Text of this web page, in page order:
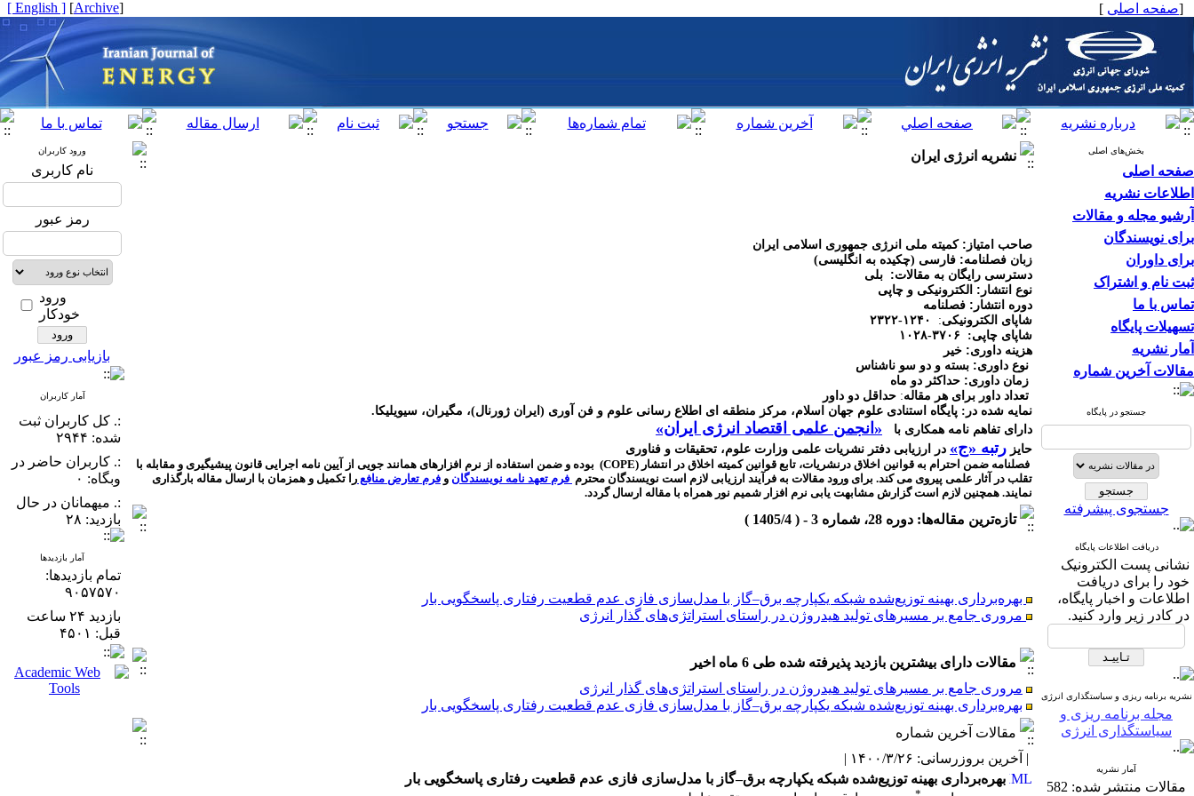
[صفحه اصلی ]
[
Archive
]
[ English ]
بخش‌های اصلی
صفحه اصلی
اطلاعات نشریه
آرشیو مجله و مقالات
برای نویسندگان
برای داوران
ثبت نام و اشتراک
تماس با ما
تسهیلات پایگاه
آمار نشریه
مقالات آخرین شماره
جستجو در پایگاه
جستجوی پیشرفته
دریافت اطلاعات پایگاه
نشانی پست الكترونیک
خود را برای دریافت
اطلاعات و اخبار پایگاه،
در كادر زیر وارد كنید.
نشریه برنامه ریزی و سیاستگذاری انرژی
مجله برنامه ریزی و
سیاستگذاری انرژی
آمار نشریه
مقالات منتشر شده: 582
نشریه انرژی ایران
صاحب امتیاز :کمیته ملی انرژی جمهوری اسلامی ایران
زبان فصلنامه: فارسی (چکیده به انگلیسی)
دسترسی رایگان به مقالات: بلی
نوع انتشار : الکترونیکی و چاپی
دوره انتشار : فصلنامه
شاپای الکترونیکی:
شاپای چاپی:
۱۰۲۸-۳۷۰۶
هزینه داوری: خیر
نوع داوری: بسته و دو سو ناشناس
زمان داوری: حداکثر دو ماه
تعداد داور برای هر مقاله: حداقل دو داور
نمایه شده در: پایگاه استنادی علوم جهان اسلام، مرکز منطقه ای اطلاع رسانی علوم و فن آوری (ایران ژورنال)، مگیران، سیویلیکا.
دارای تفاهم نامه همکاری با
«انجمن علمی اقتصاد انرژی ایران»
حایز رتبه «ج» در ارزیابی دفتر نشریات علمی وزارت علوم، تحقیقات و فناوری
فصلنامه ضمن احترام به قوانین اخلاق درنشریات، تابع قوانین کمیته اخلاق در انتشار (COPE) بوده و ضمن استفاده از نرم افزارهای همانند جویی از آیین نامه اجرایی قانون پیشیگیری و مقابله با
تقلب در آثار علمی پیروی می کند. برای ورود مقالات به فرآیند ارزیابی لازم است نویسندگان محترم فرم تعهد نامه نویسندگان و فرم تعارض منافع را تکمیل و همزمان با ارسال مقاله بارگذاری
نمایند. همچنین لازم است گزارش مشابهت یابی نرم افزار شمیم نور همراه با مقاله ارسال گردد.
تازه‌ترین مقاله‌ها: دوره 28، شماره 3 - ( 1405/4 )
بهره‌برداری بهینه توزیع‌شده شبکه یکپارچه برق–گاز با مدل‌سازی فازی عدم قطعیت رفتاری پاسخگویی بار
مروری جامع بر مسیرهای تولید هیدروژن در راستای استراتژی‌‌‌‌‌های گذار انرژی
بهره‌برداری بهینه توزیع‌شده شبکه یکپارچه برق–گاز با مدل‌سازی فازی عدم قطعیت رفتاری پاسخگویی بار
مروری جامع بر مسیرهای تولید هیدروژن در راستای استراتژی‌‌‌‌‌های گذار انرژی
مقالات دارای بیشترین بازدید پذیرفته شده طی 6 ماه اخیر
مروری جامع بر مسیرهای تولید هیدروژن در راستای استراتژی‌‌‌‌‌های گذار انرژی
بهره‌برداری بهینه توزیع‌شده شبکه یکپارچه برق–گاز با مدل‌سازی فازی عدم قطعیت رفتاری پاسخگویی بار
مقالات آخرین شماره
| آخرین بروزرسانی: ۱۴۰۰/۳/۲۶ |
بهره‌برداری بهینه توزیع‌شده شبکه یکپارچه برق–گاز با مدل‌سازی فازی عدم قطعیت رفتاری پاسخگویی بار
ورود کاربران
نام کاربری
رمز عبور
ورود
خودکار
بازیابی رمز عبور
آمار کاربران
:. کل کاربران ثبت
شده: ۲۹۴۴
:. کاربران حاضر در
وبگاه: ۰
:. میهمانان در حال
بازدید: ۲۸
آمار بازدیدها
تمام بازدید‌ها:
۹۰۵۷۵۷۰
بازدید ۲۴ ساعت
قبل: ۴۵۰۱